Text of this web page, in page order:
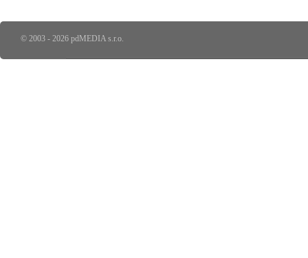
© 2003 - 2026 pdMEDIA s.r.o.